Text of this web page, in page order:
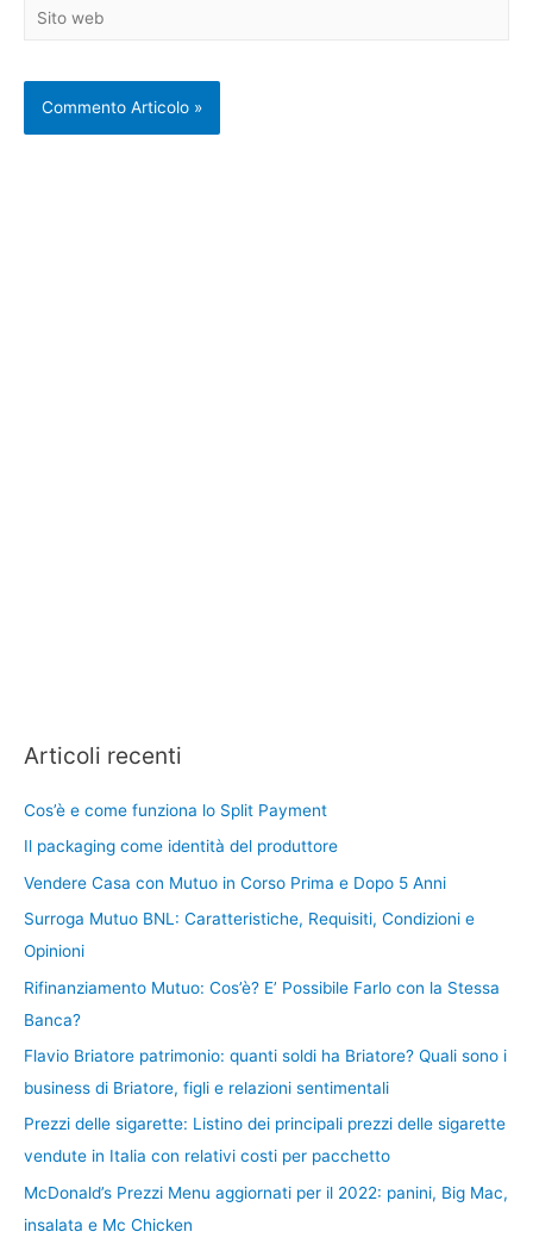
Sito
Articoli recenti
Cos’è e come funziona lo Split Payment
Il packaging come identità del produttore
Vendere Casa con Mutuo in Corso Prima e Dopo 5 Anni
Surroga Mutuo BNL: Caratteristiche, Requisiti, Condizioni e
Opinioni
Rifinanziamento Mutuo: Cos’è? E’ Possibile Farlo con la Stessa
Banca?
Flavio Briatore patrimonio: quanti soldi ha Briatore? Quali sono i
business di Briatore, figli e relazioni sentimentali
Prezzi delle sigarette: Listino dei principali prezzi delle sigarette
vendute in Italia con relativi costi per pacchetto
McDonald’s Prezzi Menu aggiornati per il 2022: panini, Big Mac,
insalata e Mc Chicken